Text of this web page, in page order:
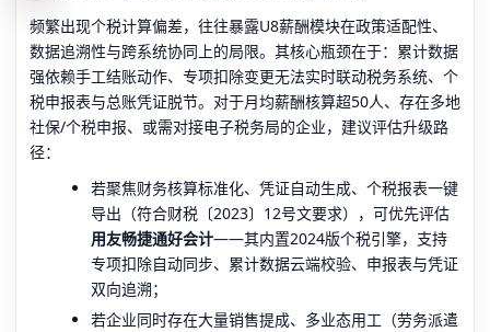
频繁出现个税计算偏差，往往暴露U8薪酬模块在政策适配性、
数据追溯性与跨系统协同上的局限。其核心瓶颈在于：累计数据
强依赖手工结账动作、专项扣除变更无法实时联动税务系统、个
税申报表与总账凭证脱节。对于月均薪酬核算超50人、存在多地
社保/个税申报、或需对接电子税务局的企业，建议评估升级路
径：
若聚焦财务核算标准化、凭证自动生成、个税报表一键
导出（符合财税〔2023〕12号文要求），可优先评估
用友畅捷通好会计——其内置2024版个税引擎，支持
专项扣除自动同步、累计数据云端校验、申报表与凭证
双向追溯；
若企业同时存在大量销售提成、多业态用工（劳务派遣